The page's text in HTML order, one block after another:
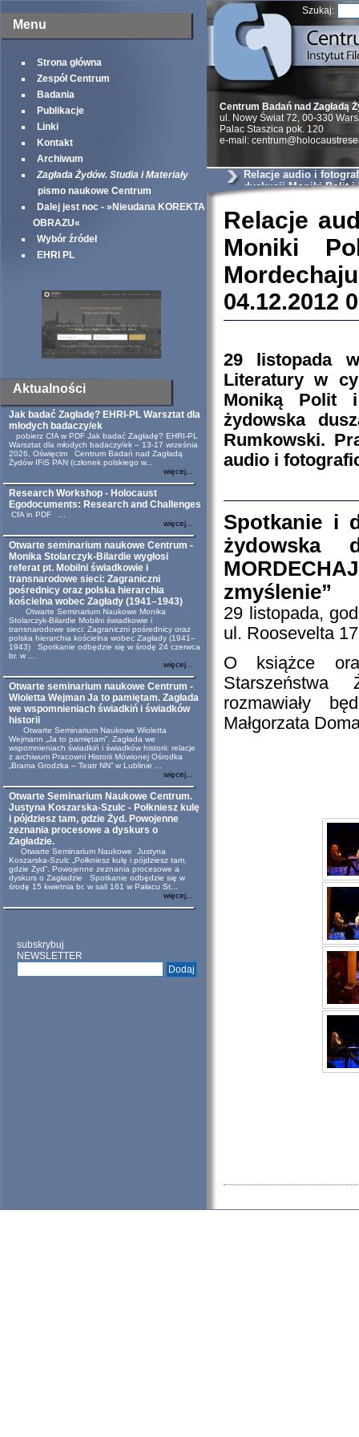
Menu
Strona główna
Zespół Centrum
Badania
Publikacje
Linki
Kontakt
Archiwum
Zagłada Żydów. Studia i Materiały
pismo naukowe Centrum
Dalej jest noc - »Nieudana KOREKTA
OBRAZU«
Wybór źródeł
EHRI PL
Aktualności
Jak badać Zagładę? EHRI-PL Warsztat dla
młodych badaczy/ek
pobierz CfA w PDF Jak badać Zagładę? EHRI-PL
Warsztat dla młodych badaczy/ek – 13-17 września
2026, Oświęcim Centrum Badań nad Zagładą
Żydów IFiS PAN (członek polskiego w...
więcej...
Research Workshop - Holocaust
Egodocuments: Research and Challenges
CfA in PDF ...
więcej...
Otwarte seminarium naukowe Centrum -
Monika Stolarczyk-Bilardie wygłosi
referat pt. Mobilni świadkowie i
transnarodowe sieci: Zagraniczni
pośrednicy oraz polska hierarchia
kościelna wobec Zagłady (1941–1943)
Otwarte Seminarium Naukowe Monika
Stolarczyk-Bilardie Mobilni świadkowie i
transnarodowe sieci: Zagraniczni pośrednicy oraz
polska hierarchia kościelna wobec Zagłady (1941–
1943) Spotkanie odbędzie się w środę 24 czerwca
br. w ...
więcej...
Otwarte seminarium naukowe Centrum -
Wioletta Wejman Ja to pamiętam. Zagłada
we wspomnieniach świadkiń i świadków
historii
Otwarte Seminarium Naukowe Wioletta
Wejmann „Ja to pamiętam”. Zagłada we
wspomnieniach świadkiń i świadków historii: relacje
z archiwum Pracowni Historii Mówionej Ośrodka
„Brama Grodzka – Teatr NN” w Lublinie ...
więcej...
Otwarte Seminarium Naukowe Centrum.
Justyna Koszarska-Szulc - Połkniesz kulę
i pójdziesz tam, gdzie Żyd. Powojenne
zeznania procesowe a dyskurs o
Zagładzie.
Otwarte Seminarium Naukowe Justyna
Koszarska-Szulc „Połkniesz kulę i pójdziesz tam,
gdzie Żyd”. Powojenne zeznania procesowe a
dyskurs o Zagładzie Spotkanie odbędzie się w
środę 15 kwietnia br. w sali 161 w Pałacu St...
więcej...
subskrybuj
NEWSLETTER
Szukaj:
Centrum Badań nad Zagładą
ul. Nowy Świat 72, 00-330
Palac Staszica pok. 120
e-mail:
Relacje audio i
dyskusji Moniki Polit i
Rumkowskim
Relacje
Moniki
04.12.2012
29 listopada
Literatury w
Moniką Polit i
żydowska
Rumkowski.
audio i
Spotkanie i
zmyślenie”
29 listopada,
ul. Roosevelta
O książce
rozmawiały
Małgorzata